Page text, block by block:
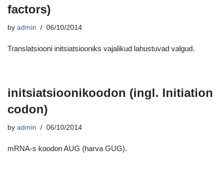
factors)
by admin 06/10/2014
Translatsiooni initsiatsiooniks vajalikud lahustuvad valgud.
initsiatsioonikoodon (ingl. Initiation
codon)
by admin 06/10/2014
mRNA-s koodon AUG (harva GUG).